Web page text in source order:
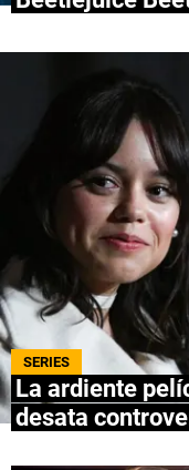
QUIENES SOMOS
Escribe en Spoiler
Términos y
Política Editorial
Ad
SERIES
La ardiente
desata